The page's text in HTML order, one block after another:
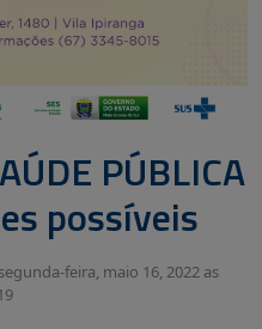
PÚBLICA
possíveis
feira, maio 16, 2022 as